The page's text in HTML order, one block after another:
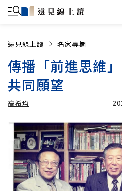
遠見線上讀 名家專欄
傳播「前進思維
共同願望
高希均
高希均 加入